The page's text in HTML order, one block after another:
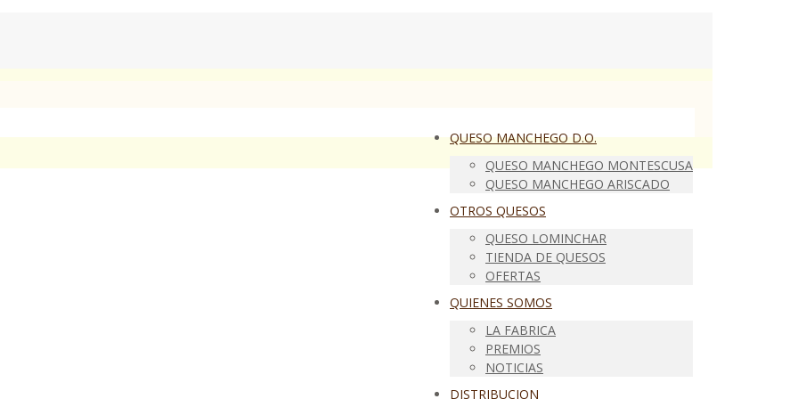
QUESO MANCHEGO D.O.
QUESO MANCHEGO MONTESCUSA
QUESO MANCHEGO ARISCADO
OTROS QUESOS
QUESO LOMINCHAR
TIENDA DE QUESOS
OFERTAS
QUIENES SOMOS
LA FABRICA
PREMIOS
NOTICIAS
DISTRIBUCION